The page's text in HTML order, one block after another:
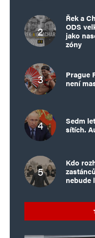
Řek a
ODS
jako
zóny
Prague
není
Sedm
sítích.
Kdo
nebude